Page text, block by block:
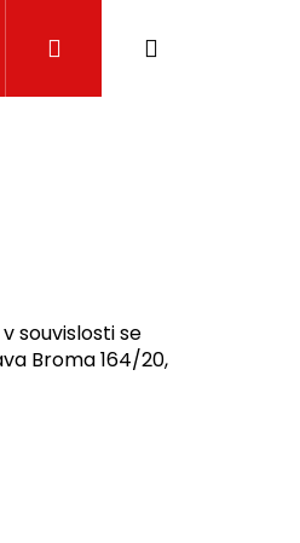
PřihlášeníNákupní
souvislosti se
Broma 164/20,